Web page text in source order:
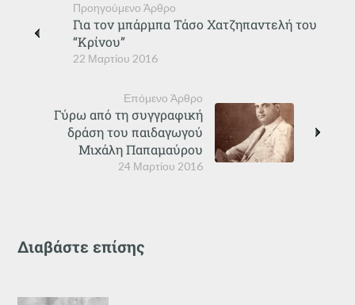
Προηγούμενο Άρθρο
22 Μαρτίου 2016
Για τον μπάρμπα Τάσο Χατζηπαντελή του
“Κρίνου”
Επόμενο Άρθρο
24 Μαρτίου 2016
Γύρω από τη συγγραφική
δράση του παιδαγωγού
Μιχάλη Παπαμαύρου
Διαβάστε επίσης